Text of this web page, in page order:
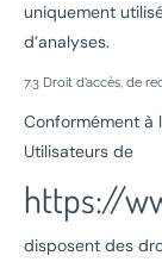
uniquement
d’analyses.
7.3 Droit d’accès, de
Conformément à
Utilisateurs de
https://
disposent des